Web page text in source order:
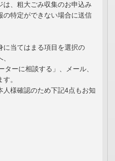
、粗大ごみ収集のお申込み
の特定ができない場合に送信
に当てはまる項目を選択の
、
ーに相談する」、メール、
。
人様確認のため下記4点もお知